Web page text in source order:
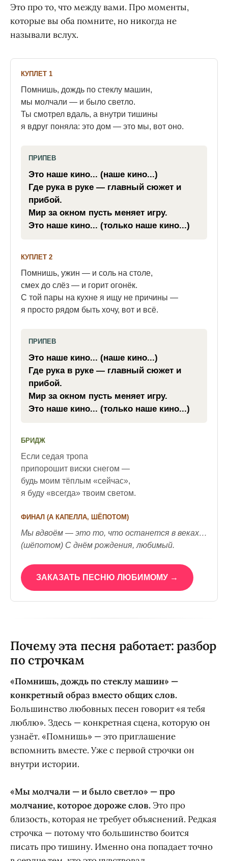
Это про то, что между вами. Про моменты,
которые вы оба помните, но никогда не
называли вслух.
КУПЛЕТ 1
Помнишь, дождь по стеклу машин,
мы молчали — и было светло.
Ты смотрел вдаль, а внутри тишины
я вдруг поняла: это дом — это мы, вот оно.
ПРИПЕВ
Это наше кино... (наше кино...)
Где рука в руке — главный сюжет и
прибой.
Мир за окном пусть меняет игру.
Это наше кино... (только наше кино...)
КУПЛЕТ 2
Помнишь, ужин — и соль на столе,
смех до слёз — и горит огонёк.
С той пары на кухне я ищу не причины —
я просто рядом быть хочу, вот и всё.
ПРИПЕВ
Это наше кино... (наше кино...)
Где рука в руке — главный сюжет и
прибой.
Мир за окном пусть меняет игру.
Это наше кино... (только наше кино...)
БРИДЖ
Если седая тропа
припорошит виски снегом —
будь моим тёплым «сейчас»,
я буду «всегда» твоим светом.
ФИНАЛ (А КАПЕЛЛА, ШЁПОТОМ)
Мы вдвоём — это то, что останется в веках…
(шёпотом) С днём рождения, любимый.
ЗАКАЗАТЬ ПЕСНЮ ЛЮБИМОМУ →
Почему эта песня работает: разбор
по строчкам
«Помнишь, дождь по стеклу машин» —
конкретный образ вместо общих слов.
Большинство любовных песен говорит «я тебя
люблю». Здесь — конкретная сцена, которую он
узнаёт. «Помнишь» — это приглашение
вспомнить вместе. Уже с первой строчки он
внутри истории.
«Мы молчали — и было светло» — про
молчание, которое дороже слов. Это про
близость, которая не требует объяснений. Редкая
строчка — потому что большинство боится
писать про тишину. Именно она попадает точно